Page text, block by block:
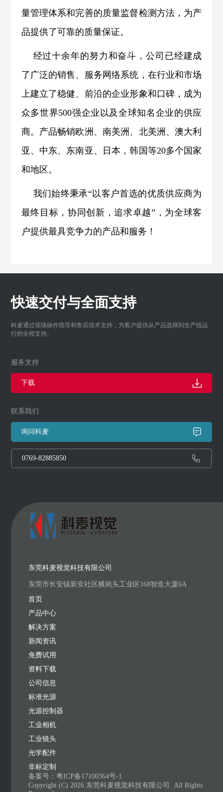
量管理体系和完善的质量监督检测方法，为产
品提供了可靠的质量保证。
经过十余年的努力和奋斗，公司已经建成
了广泛的销售、服务网络系统，在行业和市场
上建立了稳健、前沿的企业形象和口碑，成为
众多世界500强企业以及全球知名企业的供应
商。产品畅销欧洲、南美洲、北美洲、澳大利
亚、中东、东南亚、日本，韩国等20多个国家
和地区。
我们始终秉承“以客户首选的优质供应商为
最终目标，协同创新，追求卓越”，为全球客
户提供最具竞争力的产品和服务！
快速交付与全面支持
科麦通过现场操作指导和售后技术支持，为客户提供从产品选择到生产线运
行的全程支持。
服务支持
下载
联系我们
询问科麦
0769-82885850
东莞科麦视觉科技有限公司
东莞市长安镇新安社区横岗头工业区168智造大厦6A
首页
产品中心
解决方案
新闻资讯
免费试用
资料下载
公司信息
标准光源
光源控制器
工业相机
工业镜头
光学配件
非标定制
备案号： 粤ICP备17100364号-1
Copyright (C) 2026 东莞科麦视觉科技有限公司. All Rights